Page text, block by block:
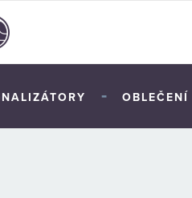
- OBLEČENÍ